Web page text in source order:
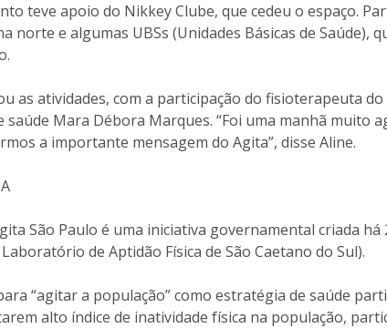
teve apoio do Nikkey Clube, que cedeu o espaço.
norte e algumas UBSs (Unidades Básicas de Saúde),
as atividades, com a participação do fisioterapeuta
saúde Mara Débora Marques. “Foi uma manhã muito
a importante mensagem do Agita”, disse Aline.
São Paulo é uma iniciativa governamental criada
de Aptidão Física de São Caetano do Sul).
“agitar a população” como estratégia de saúde
alto índice de inatividade física na população,